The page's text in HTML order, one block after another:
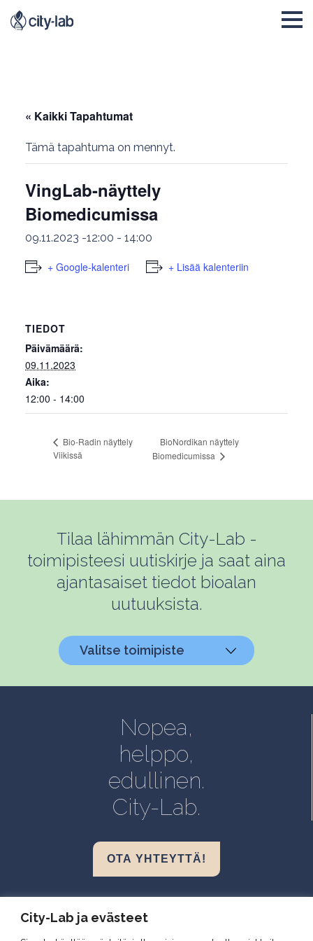
City-Lab ja evästeet
« Kaikki Tapahtumat
Tämä tapahtuma on mennyt.
VingLab-näyttely
Biomedicumissa
09.11.2023 -12:00 - 14:00
+ Google-kalenteri + Lisää kalenteriin
TIEDOT
Päivämäärä:
09.11.2023
Aika:
12:00 - 14:00
Bio-Radin näyttely
Viikissä
BioNordikan näyttely
Biomedicumissa
Tilaa lähimmän City-Lab -
toimipisteesi uutiskirje ja saat aina
ajantasaiset tiedot bioalan
uutuuksista.
Valitse toimipiste
Helsinki, Biokeskus 1
Kuopio, Snellmania
Oulu, Aapistie
Turku, BioCity
Nopea,
helppo,
edullinen.
City-Lab.
OTA YHTEYTTÄ!